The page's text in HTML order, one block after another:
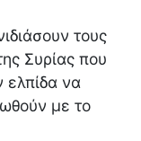
τους
Συρίας που
ελπίδα να
με το